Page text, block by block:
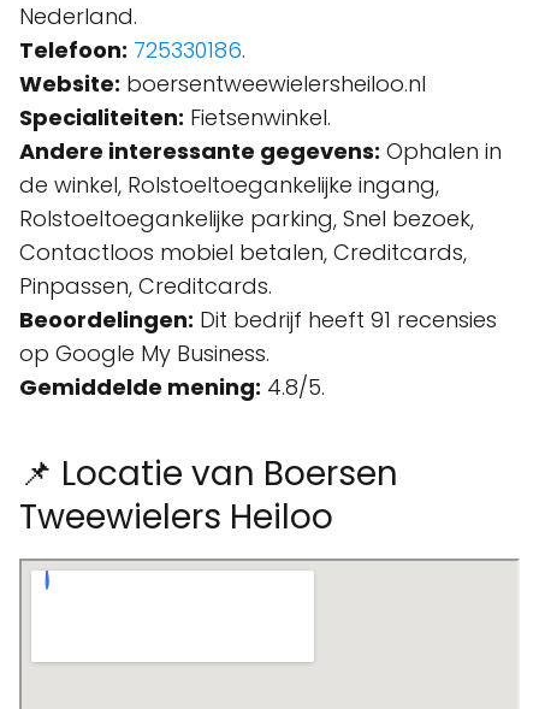
Nederland.
Telefoon: 725330186.
Website: boersentweewielersheiloo.nl
Specialiteiten: Fietsenwinkel.
Andere interessante gegevens: Ophalen in
de winkel, Rolstoeltoegankelijke ingang,
Rolstoeltoegankelijke parking, Snel bezoek,
Contactloos mobiel betalen, Creditcards,
Pinpassen, Creditcards.
Beoordelingen: Dit bedrijf heeft 91 recensies
op Google My Business.
Gemiddelde mening: 4.8/5.
📌 Locatie van Boersen
Tweewielers Heiloo